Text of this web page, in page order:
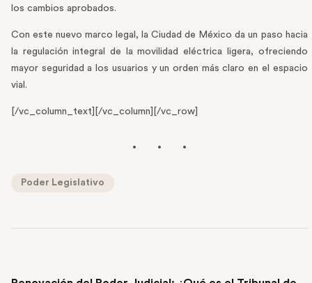
los cambios aprobados.
Con este nuevo marco legal, la Ciudad de México da un paso hacia
la regulación integral de la movilidad eléctrica ligera, ofreciendo
mayor seguridad a los usuarios y un orden más claro en el espacio
vial.
[/vc_column_text][/vc_column][/vc_row]
Poder Legislativo